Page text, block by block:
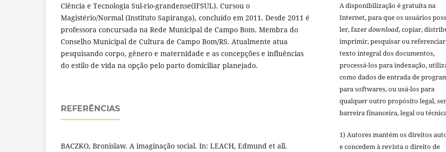
Ciência e Tecnologia Sul-rio-grandense(IFSUL). Cursou o
Magistério/Normal (Instituto Sapiranga), concluído em 2011. Desde 2011 é
professora concursada na Rede Municipal de Campo Bom. Membra do
Conselho Municipal de Cultura de Campo Bom/RS. Atualmente atua
pesquisando corpo, gênero e maternidade e as concepções e influências
do estilo de vida na opção pelo parto domiciliar planejado.
REFERÊNCIAS
BACZKO, Bronislaw. A imaginação social. In: LEACH, Edmund et all.
A disponibilização é gratuita na
Internet, para que os usuários
ler, fazerdownload, copiar,
imprimir, pesquisar ou
texto integral dos documentos,
processá-los para indexação,
como dados de entrada de
para softwares, ou usá-los para
qualquer outro propósito legal,
barreira financeira, legal ou
1) Autores mantém os direitos
e concedem à revista o direito de